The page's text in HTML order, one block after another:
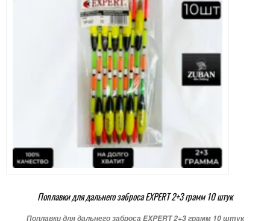
Поплавки для дальнего заброса EXPERT 2+3 грамм 10 штук
Поплавки для дальнего заброса EXPERT 2+3 грамм 10 штук